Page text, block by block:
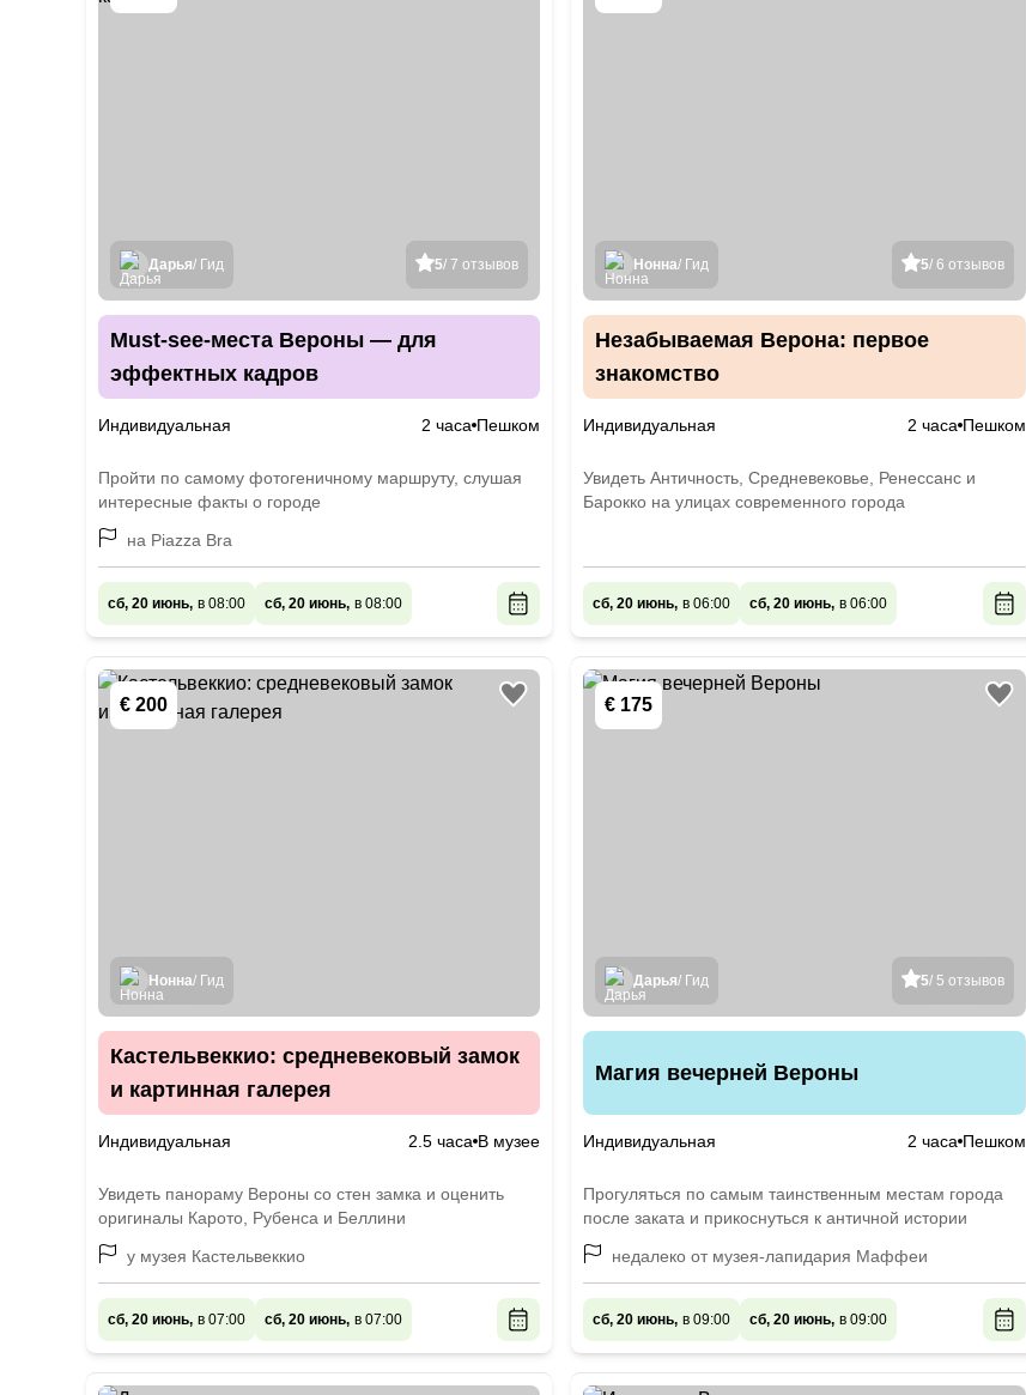
5/ 7 отзывов
Дарья/ Гид
Must-see-места Вероны — для
эффектных кадров
Индивидуальная 2 часа Пешком
Пройти по самому фотогеничному маршруту, слушая
интересные факты о городе
на Piazza Bra
сб, 20 июнь, в 08:00 сб, 20 июнь, в 08:00
5/ 6 отзывов
Нонна/ Гид
Незабываемая Верона: первое
знакомство
Индивидуальная 2 часа Пешком
Увидеть Античность, Средневековье, Ренессанс и
Барокко на улицах современного города
сб, 20 июнь, в 06:00 сб, 20 июнь, в 06:00
€ 200
Нонна/ Гид
Кастельвеккио: средневековый замок
и картинная галерея
Индивидуальная 2.5 часа В музее
Увидеть панораму Вероны со стен замка и оценить
оригиналы Карото, Рубенса и Беллини
у музея Кастельвеккио
сб, 20 июнь, в 07:00 сб, 20 июнь, в 07:00
€ 175
5/ 5 отзывов
Дарья/ Гид
Магия вечерней Вероны
Индивидуальная 2 часа Пешком
Прогуляться по самым таинственным местам города
после заката и прикоснуться к античной истории
недалеко от музея-лапидария Маффеи
сб, 20 июнь, в 09:00 сб, 20 июнь, в 09:00